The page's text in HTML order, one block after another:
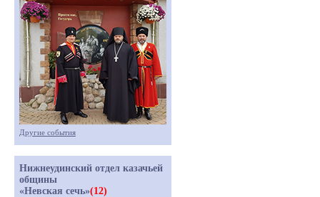
Другие события
Нижнеудинский отдел казачьей
общины
«Невская сечь»(12)